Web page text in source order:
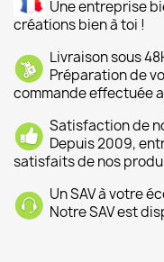
Une entreprise
créations bien à toi !
Livraison sous
Préparation de
commande effectuée
Satisfaction de
Depuis 2009,
satisfaits de nos
Un SAV à votre
Notre SAV est